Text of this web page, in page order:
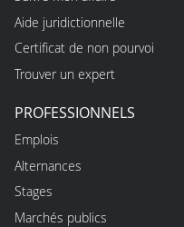
Aide juridictionnelle
Certificat de non pourvoi
Trouver un expert
PROFESSIONNELS
Emplois
Alternances
Stages
Marchés publics